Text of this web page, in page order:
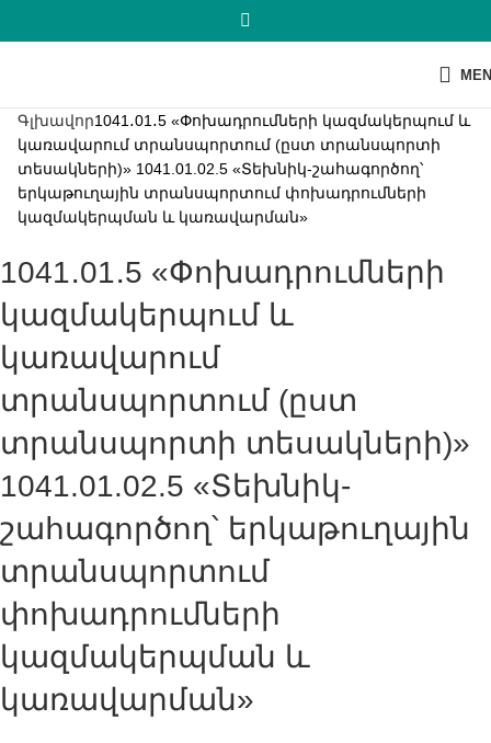
Գլխավոր1041․01․5 «Փոխադրումների կազմակերպում և
կառավարում տրանսպորտում (ըստ տրանսպորտի
տեսակների)» 1041.01.02.5 «Տեխնիկ-շահագործող՝
երկաթուղային տրանսպորտում փոխադրումների
կազմակերպման և կառավարման»
1041․01․5 «Փոխադրումների
կազմակերպում և
կառավարում
տրանսպորտում (ըստ
տրանսպորտի տեսակների)»
1041.01.02.5 «Տեխնիկ-
շահագործող՝ երկաթուղային
տրանսպորտում
փոխադրումների
կազմակերպման և
կառավարման»